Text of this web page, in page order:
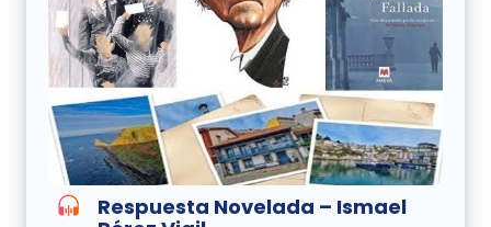
Respuesta Novelada – Ismael